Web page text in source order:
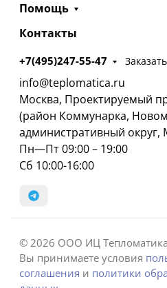
Помощь
Контакты
+7(495)247-55-47
info@teplomatica.ru
Москва, Проектируемый
(район Коммунарка,
административный округ,
Пн—Пт 09:00 – 19:00
Сб 10:00-16:00
© 2026 ООО ИЦ Тепломатика
Вы принимаете условия
соглашения и политики